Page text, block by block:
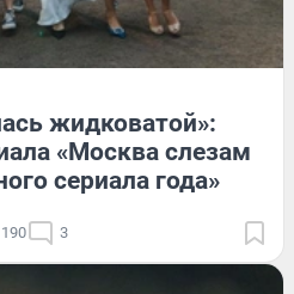
жидковатой»:
«Москва слезам
сериала года»
3